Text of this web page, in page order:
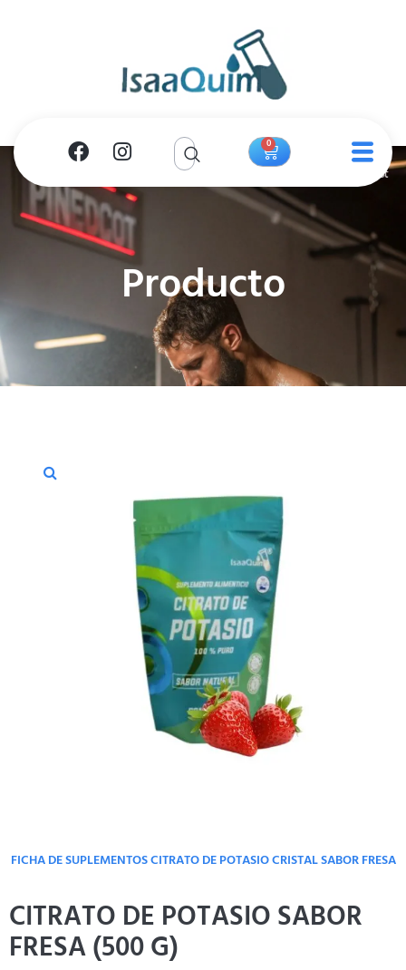
0
Producto
FICHA DE SUPLEMENTOS CITRATO DE POTASIO CRISTAL SABOR FRESA
CITRATO DE POTASIO SABOR
FRESA (500 G)